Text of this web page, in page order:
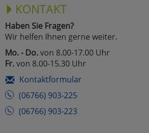
KONTAKT
Haben Sie Fragen?
Wir helfen Ihnen gerne weiter.
Mo. - Do.von 8.00-17.00 Uhr
Fr.von 8.00-15.30 Uhr
Kontaktformular
(06766) 903-225
(06766) 903-223